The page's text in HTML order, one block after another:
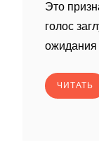
Это
голос
ожидания
ЧИТАТЬ